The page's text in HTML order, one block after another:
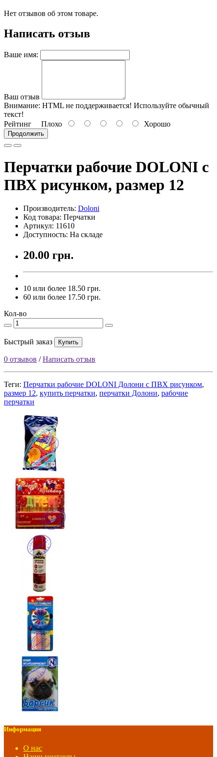
Нет отзывов об этом товаре.
Написать отзыв
Ваше имя:
Ваш отзыв
Внимание: HTML не поддерживается! Используйте обычный
текст!
Рейтинг Плохо Хорошо
Продолжить
Перчатки рабочие DOLONI с
ПВХ рисунком, размер 12
Производитель: Doloni
Код товара: Перчатки
Артикул: 11610
Доступность: На складе
20.00 грн.
10 или более 18.50 грн.
60 или более 17.50 грн.
Кол-во
Быстрый заказ Купить
0 отзывов /Написать отзыв
Теги: Перчатки рабочие DOLONI Долони с ПВХ рисунком,
размер 12, купить перчатки, перчатки Долони, рабочие
перчатки
Информация
О нас